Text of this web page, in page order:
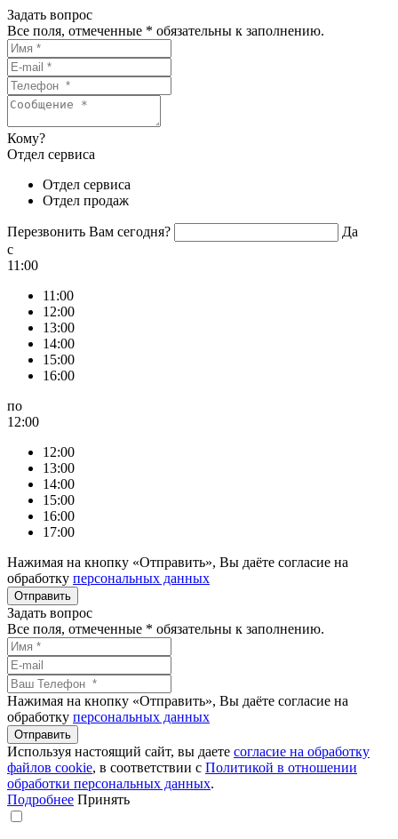
Задать вопрос
Все поля, отмеченные * обязательны к заполнению.
Кому?
Отдел сервиса
Отдел сервиса
Отдел продаж
Перезвонить Вам сегодня?
Да
c
11:00
11:00
12:00
13:00
14:00
15:00
16:00
по
12:00
12:00
13:00
14:00
15:00
16:00
17:00
Нажимая на кнопку «Отправить», Вы даёте согласие на
обработку персональных данных
Задать вопрос
Все поля, отмеченные * обязательны к заполнению.
Нажимая на кнопку «Отправить», Вы даёте согласие на
обработку персональных данных
Используя настоящий сайт, вы даете согласие на обработку
файлов сookie, в соответствии с Политикой в отношении
обработки персональных данных.
Подробнее Принять